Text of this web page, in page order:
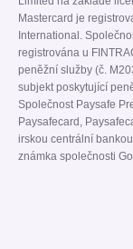
Mastercard je
International.
registrována u
peněžní služby (č.
subjekt poskytující
Společnost Paysafe
Paysafecard,
irskou centrální
známka společnosti